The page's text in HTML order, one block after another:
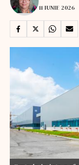
11 IUNIE 2026